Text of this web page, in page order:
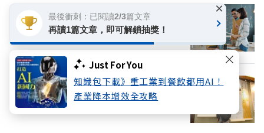
Just For You
知識包下載》重工業到餐飲都用AI！
產業降本增效全攻略
面對「玻璃心」同事不需過度小心？日本
溝通大師：你反而該有話直說
哲人已遠，哲思長存——悼念高希均教授
最後衝刺：已閱讀2/3篇文章
再讀1篇文章，即可解鎖抽獎！
×